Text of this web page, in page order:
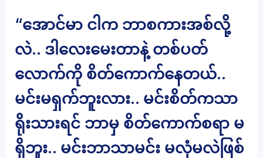
“အောင်မာ ငါက ဘာစကားအစ်လို့
လဲ.. ဒါလေးမေးတာနဲ့ တစ်ပတ်
လောက်ကို စိတ်ကောက်နေတယ်..
မင်းမရှက်ဘူးလား.. မင်းစိတ်ကသာ
ရိုးသားရင် ဘာမှ စိတ်ကောက်စရာ မ
ရှိဘူး.. မင်းဘာသာမင်း မလုံမလဲဖြစ်